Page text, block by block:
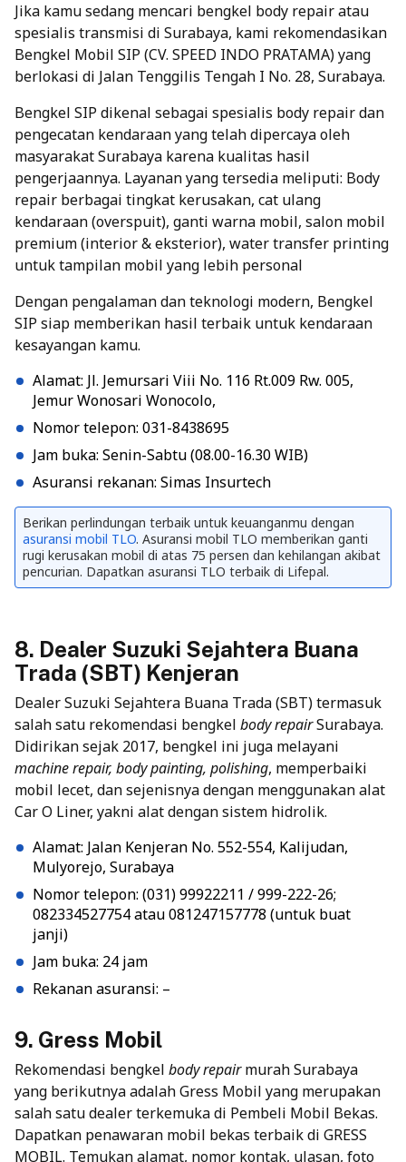
Jika kamu sedang mencari bengkel body repair atau
spesialis transmisi di Surabaya, kami rekomendasikan
Bengkel Mobil SIP (CV. SPEED INDO PRATAMA) yang
berlokasi di Jalan Tenggilis Tengah I No. 28, Surabaya.
Bengkel SIP dikenal sebagai spesialis body repair dan
pengecatan kendaraan yang telah dipercaya oleh
masyarakat Surabaya karena kualitas hasil
pengerjaannya. Layanan yang tersedia meliputi: Body
repair berbagai tingkat kerusakan, cat ulang
kendaraan (overspuit), ganti warna mobil, salon mobil
premium (interior & eksterior), water transfer printing
untuk tampilan mobil yang lebih personal
Dengan pengalaman dan teknologi modern, Bengkel
SIP siap memberikan hasil terbaik untuk kendaraan
kesayangan kamu.
Alamat: Jl. Jemursari Viii No. 116 Rt.009 Rw. 005,
Jemur Wonosari Wonocolo,
Nomor telepon: 031-8438695
Jam buka: Senin-Sabtu (08.00-16.30 WIB)
Asuransi rekanan: Simas Insurtech
Berikan perlindungan terbaik untuk keuanganmu dengan
asuransi mobil TLO. Asuransi mobil TLO memberikan ganti
rugi kerusakan mobil di atas 75 persen dan kehilangan akibat
pencurian. Dapatkan asuransi TLO terbaik di Lifepal.
8. Dealer Suzuki Sejahtera Buana
Trada (SBT) Kenjeran
Dealer Suzuki Sejahtera Buana Trada (SBT) termasuk
salah satu rekomendasi bengkel body repairSurabaya.
Didirikan sejak 2017, bengkel ini juga melayani
machine repair, body painting, polishing, memperbaiki
mobil lecet, dan sejenisnya dengan menggunakan alat
Car O Liner, yakni alat dengan sistem hidrolik.
Alamat: Jalan Kenjeran No. 552-554, Kalijudan,
Mulyorejo, Surabaya
Nomor telepon: (031) 99922211 / 999-222-26;
082334527754 atau 081247157778 (untuk buat
janji)
Jam buka: 24 jam
Rekanan asuransi: –
9. Gress Mobil
Rekomendasi bengkel body repairmurah Surabaya
yang berikutnya adalahGress Mobil yang merupakan
salah satu dealer terkemuka di Pembeli Mobil Bekas.
Dapatkan penawaran mobil bekas terbaik di GRESS
MOBIL. Temukan alamat, nomor kontak, ulasan, foto